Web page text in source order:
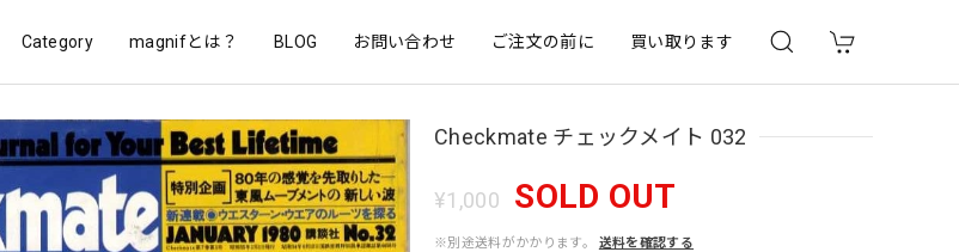
Category magnifとは？ BLOG お問い合わせ ご注文の前に 買い取ります
Checkmate チェックメイト 032
¥1,000 SOLD OUT
※別途送料がかかります。 送料を確認する